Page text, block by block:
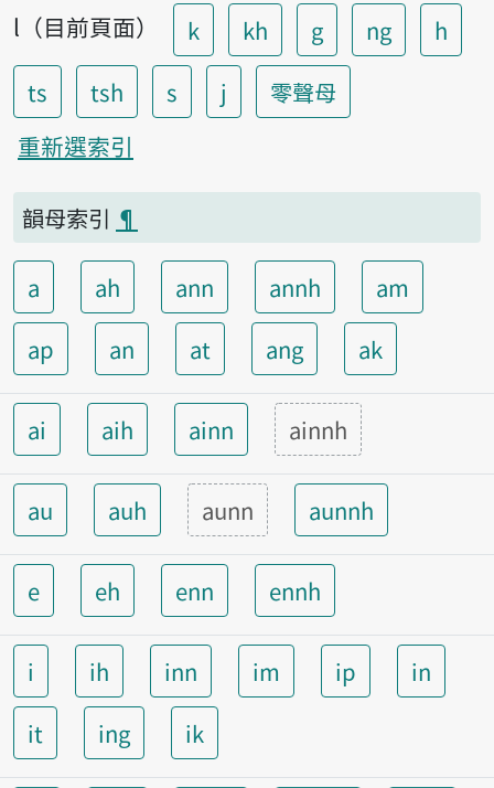
l（目前頁面）
k kh g ng
h
ts
tsh s j
零聲母
重新選索引
韻母索引 ¶
a ah ann annh
am
ap
an at ang ak
ai aih ainn ainnh
au auh aunn aunnh
e eh enn ennh
i ih inn im ip
in
it
ing ik